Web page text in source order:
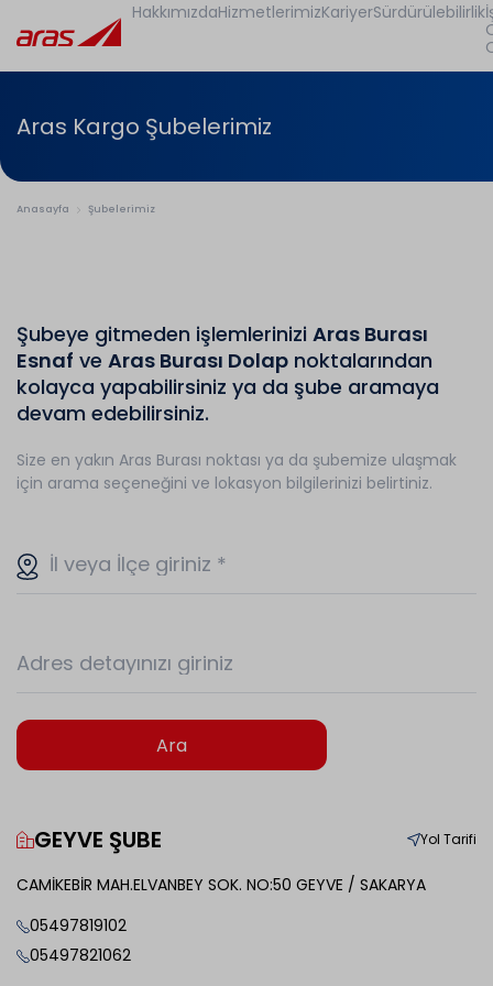
HakkımızdaHizmetlerimizKariyerSürdürülebilirlik
Aras Kargo Şubelerimiz
Anasayfa Şubelerimiz
Şubeye gitmeden işlemlerinizi Aras Burası
Esnaf ve Aras Burası Dolap noktalarından
kolayca yapabilirsiniz ya da şube aramaya
devam edebilirsiniz.
Size en yakın Aras Burası noktası ya da şubemize ulaşmak
için arama seçeneğini ve lokasyon bilgilerinizi belirtiniz.
İl veya İlçe giriniz *
Adres detayınızı giriniz
Ara
GEYVE ŞUBE Yol Tarifi
CAMİKEBİR MAH.ELVANBEY SOK. NO:50 GEYVE / SAKARYA
05497819102
05497821062